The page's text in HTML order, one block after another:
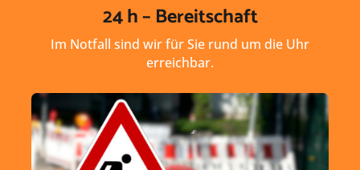
24 h – Bereitschaft
Im Notfall sind wir für Sie rund um die Uhr
erreichbar.